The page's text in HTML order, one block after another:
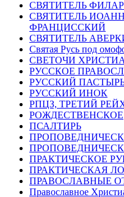
СВЯТИТЕЛЬ
СВЯТИТЕЛЬ
ФРАНЦИССКИЙ
СВЯТИТЕЛЬ
Святая Русь под
СВЕТОЧИ
РУССКОЕ
РУССКИЙ
РУССКИЙ ИНОК
РПЦЗ, ТРЕТИЙ
РОЖДЕСТВЕНСКОЕ
ПСАЛТИРЬ
ПРАКТИЧЕСКОЕ
ПРАКТИЧЕСКАЯ
ПРАВОСЛАВНЫЕ
Православное